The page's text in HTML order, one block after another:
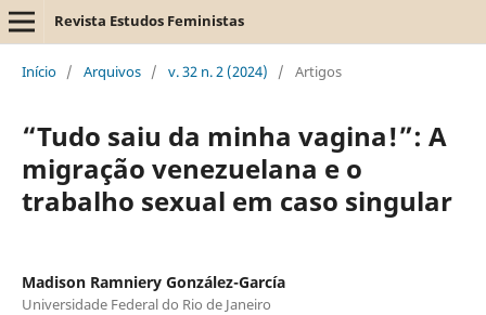
Revista Estudos Feministas
Início / Arquivos / v. 32 n. 2 (2024) / Artigos
“Tudo saiu da minha vagina!”: A
migração venezuelana e o
trabalho sexual em caso singular
Madison Ramniery González-García
Universidade Federal do Rio de Janeiro